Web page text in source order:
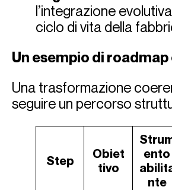
l’integrazione
ciclo di vita della
Un esempio di
Una trasformazione
seguire un percorso
Step
Obiet
tivo
ento
nte